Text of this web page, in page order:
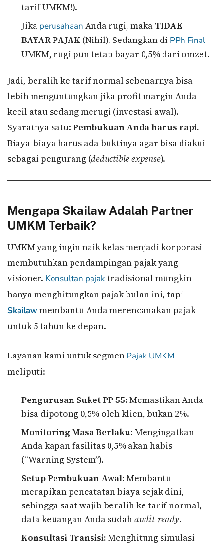
tarif UMKM!).
Jika perusahaan Anda rugi, maka TIDAK
BAYAR PAJAK (Nihil). Sedangkan di PPh Final
UMKM, rugi pun tetap bayar 0,5% dari omzet.
Jadi, beralih ke tarif normal sebenarnya bisa
lebih menguntungkan jika profit margin Anda
kecil atau sedang merugi (investasi awal).
Syaratnya satu: Pembukuan Anda harus rapi.
Biaya-biaya harus ada buktinya agar bisa diakui
sebagai pengurang (deductible expense).
Mengapa Skailaw Adalah Partner
UMKM Terbaik?
UMKM yang ingin naik kelas menjadi korporasi
membutuhkan pendampingan pajak yang
visioner. Konsultan pajaktradisional mungkin
hanya menghitungkan pajak bulan ini, tapi
Skailawmembantu Anda merencanakan pajak
untuk 5 tahun ke depan.
Layanan kami untuk segmen Pajak UMKM
meliputi:
Pengurusan Suket PP 55: Memastikan Anda
bisa dipotong 0,5% oleh klien, bukan 2%.
Monitoring Masa Berlaku: Mengingatkan
Anda kapan fasilitas 0,5% akan habis
(“Warning System”).
Setup Pembukuan Awal: Membantu
merapikan pencatatan biaya sejak dini,
sehingga saat wajib beralih ke tarif normal,
data keuangan Anda sudahaudit-ready.
Konsultasi Transisi: Menghitung simulasi